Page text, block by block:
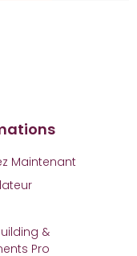
Maintenant
&
Pro